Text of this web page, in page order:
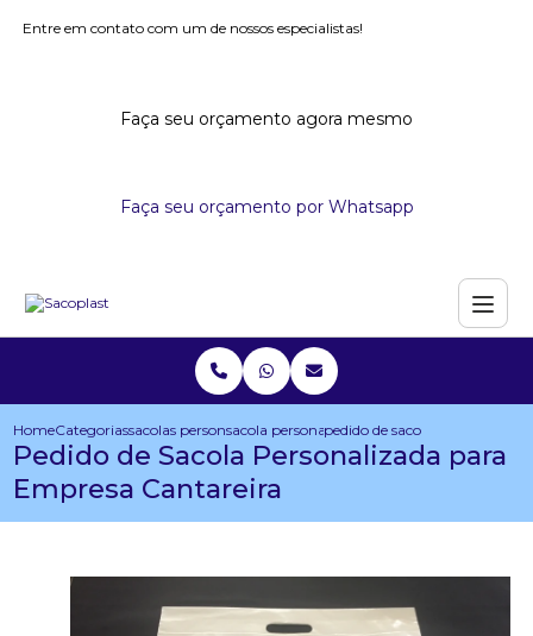
Entre em contato com um de nossos especialistas!
Faça seu orçamento agora mesmo
Faça seu orçamento por Whatsapp
HomeCategoriassacolas personalizadassacola personalizada para eventos
pedido de sacola
Pedido de Sacola Personalizada para
Empresa Cantareira